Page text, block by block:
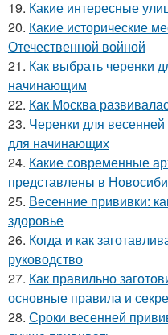
19. Какие интересные
20. Какие исторические
Отечественной войной
21. Как выбрать черенки
начинающим
22. Как Москва
23. Черенки для
для начинающих
24. Какие современные
представлены в
25. Весенние прививки:
здоровье
26. Когда и как
руководство
27. Как правильно
основные правила и
28. Сроки весенней